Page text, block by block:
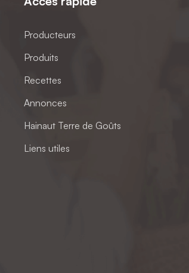
Producteurs
Produits
Recettes
Annonces
Hainaut Terre de Goûts
Liens utiles